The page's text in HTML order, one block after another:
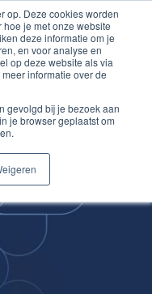
op. Deze cookies worden
je met onze website
deze informatie om je
en voor analyse en
op deze website als via
informatie over de
gevolgd bij je bezoek aan
je browser geplaatst om
Inloggen account